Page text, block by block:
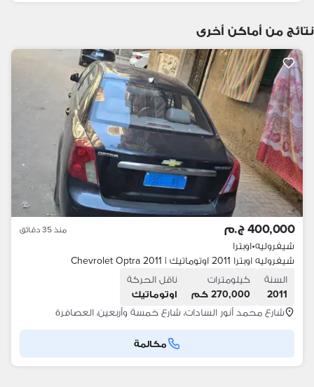
نتائج من أماكن أخرى
400,000 ج.م منذ 35 دقائق
شيفروليه•اوبترا
شيفروليه اوبترا 2011 اوتوماتيك | Chevrolet Optra 2011
السنة
2011
كيلومترات
270,000 كم
ناقل الحركة
اوتوماتيك
شارع محمد أنور السادات، شارع خمسة وأربعين، العصافرة
مكالمة